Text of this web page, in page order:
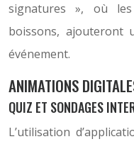
signatures », où
boissons, ajouteront
événement.
ANIMATIONS
QUIZ ET SONDAGES
L’utilisation